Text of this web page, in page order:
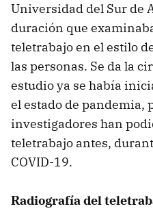
Universidad del Sur de
duración que
teletrabajo en el estilo
las personas. Se da la
estudio ya se había
el estado de pandemia,
investigadores han
teletrabajo antes,
COVID-19.
Radiografía del